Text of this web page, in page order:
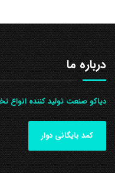
درباره ما
دیاکو صنعت تولید کننده انواع
کمد بایگانی دوار